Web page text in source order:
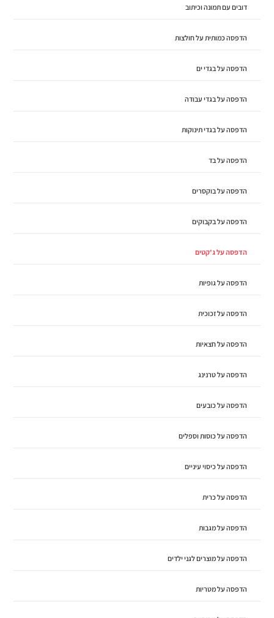
דובים עם תמונה וכיתוב
הדפסה כמותית על חולצות
הדפסה על בגדי ים
הדפסה על בגדי עבודה
הדפסה על בגדי תינוקות
הדפסה על בד
הדפסה על בוקסרים
הדפסה על בקבוקים
הדפסה על ג'קטים
הדפסה על גופיות
הדפסה על זכוכית
הדפסה על חצאיות
הדפסה על טרנינג
הדפסה על כובעים
הדפסה על כוסות וספלים
הדפסה על כיסוי עיניים
הדפסה על כרית
הדפסה על מגבות
הדפסה על מוצרים לגני ילדים
הדפסה על מטריות